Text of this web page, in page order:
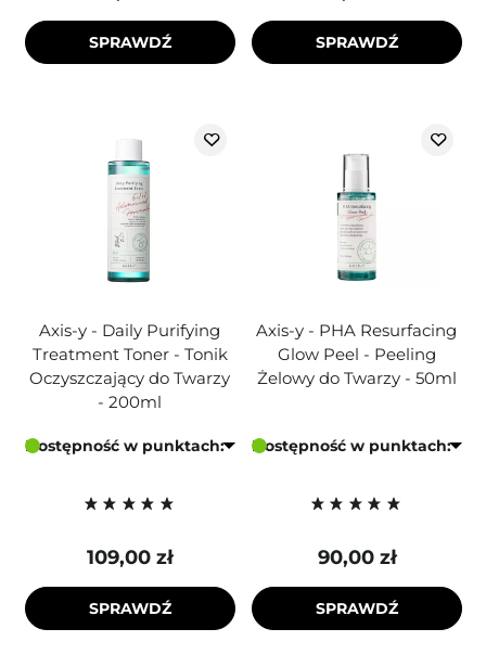
SPRAWDŹ SPRAWDŹ
Axis-y - Daily Purifying
Treatment Toner - Tonik
Oczyszczający do Twarzy
- 200ml
Dostępność w punktach:
109,00 zł
SPRAWDŹ
Axis-y - PHA Resurfacing
Glow Peel - Peeling
Żelowy do Twarzy - 50ml
Dostępność w punktach:
90,00 zł
SPRAWDŹ